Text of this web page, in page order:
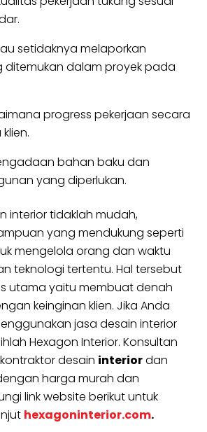
setidaknya melaporkan
ditemukan dalam proyek pada
progress pekerjaan secara
bahan baku dan
yang diperlukan.
interior tidaklah mudah,
yang mendukung seperti
mengelola orang dan waktu
teknologi tertentu. Hal tersebut
utama yaitu membuat denah
keinginan klien. Jika Anda
jasa desain interior
Hexagon Interior. Konsultan
desain interiordan
harga murah dan
link website berikut untuk
hexagoninterior.com.